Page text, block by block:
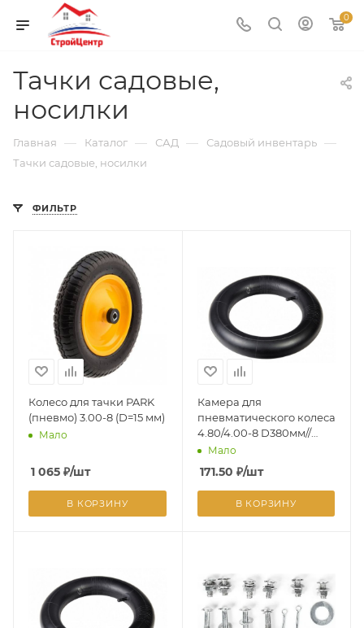
0
Тачки садовые,
носилки
Главная — Каталог — САД — Садовый инвентарь —
Тачки садовые, носилки
ФИЛЬТР
Колесо для тачки PARK
(пневмо) 3.00-8 (D=15 мм)
Мало
1 065 ₽/шт
В КОРЗИНУ
Камера для
пневматического колеса
4.80/4.00-8 D380мм//
PALISAD
Мало
171.50 ₽/шт
В КОРЗИНУ